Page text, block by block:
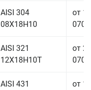
AISI 304
08Х18Н10
от
AISI 321
12Х18Н10Т
от
AISI 431
от